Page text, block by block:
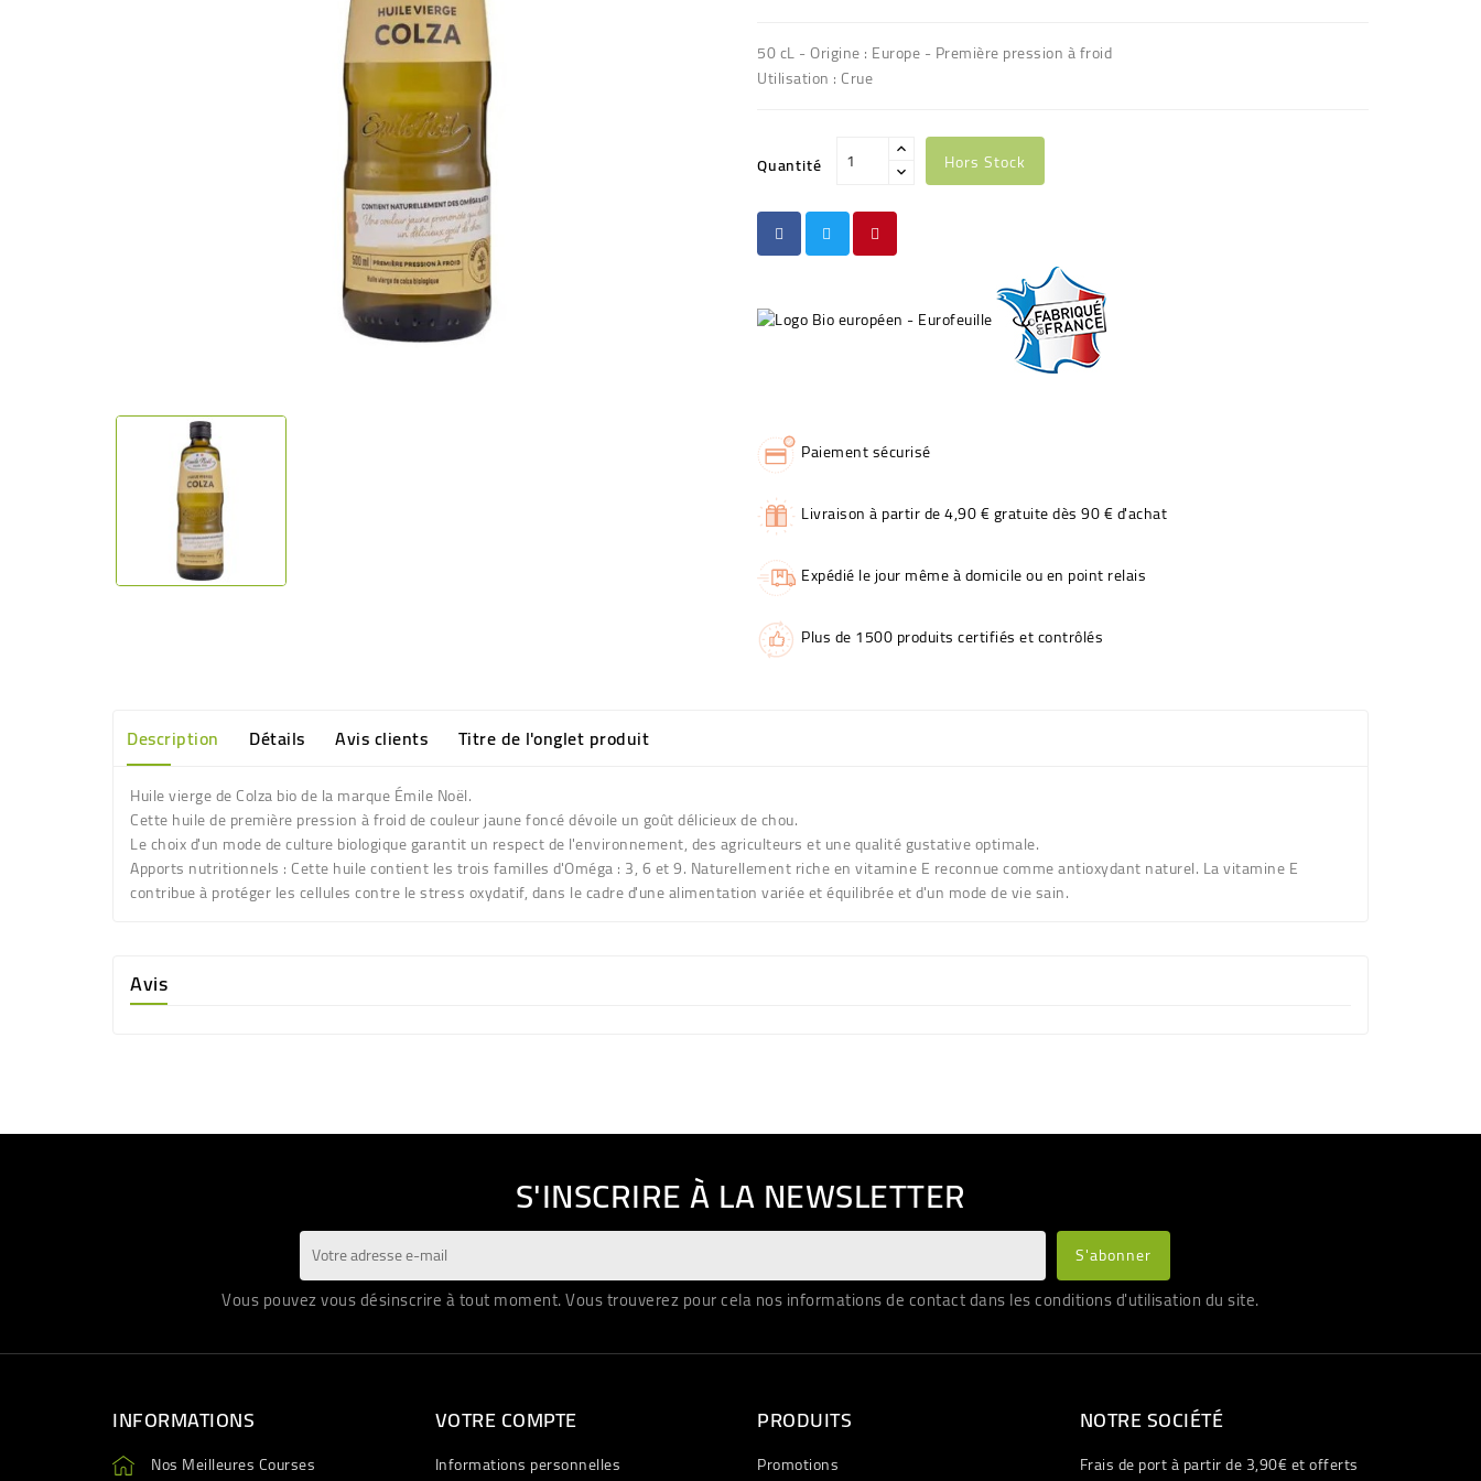
50 cL - Origine : Europe - Première pression à froid
Utilisation : Crue
Quantité Hors Stock
Paiement sécurisé
Livraison à partir de 4,90 € gratuite dès 90 € d'achat
Expédié le jour même à domicile ou en point relais
Plus de 1500 produits certifiés et contrôlés
Description Détails Avis clients Titre de l'onglet produit
Huile vierge de Colza bio de la marque Émile Noël.
Cette huile de première pression à froid de couleur jaune foncé dévoile un goût délicieux de chou.
Le choix d'un mode de culture biologique garantit un respect de l'environnement, des agriculteurs et une qualité gustative optimale.
Apports nutritionnels : Cette huile contient les trois familles d'Oméga : 3, 6 et 9. Naturellement riche en vitamine E reconnue comme antioxydant naturel. La vitamine E
contribue à protéger les cellules contre le stress oxydatif, dans le cadre d'une alimentation variée et équilibrée et d'un mode de vie sain.
Avis
S'INSCRIRE À LA NEWSLETTER
Vous pouvez vous désinscrire à tout moment. Vous trouverez pour cela nos informations de contact dans les conditions d'utilisation du site.
INFORMATIONS
Nos Meilleures Courses
VOTRE COMPTE
Informations personnelles
PRODUITS
Promotions
NOTRE SOCIÉTÉ
Frais de port à partir de 3,90€ et offerts